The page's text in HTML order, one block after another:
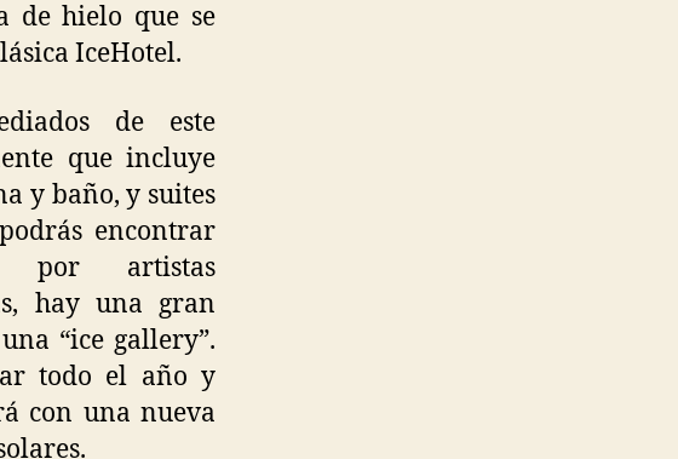
de hielo que se
IceHotel.
de este
que incluye
y baño, y suites
encontrar
por artistas
hay una gran
“ice gallery”.
todo el año y
con una nueva